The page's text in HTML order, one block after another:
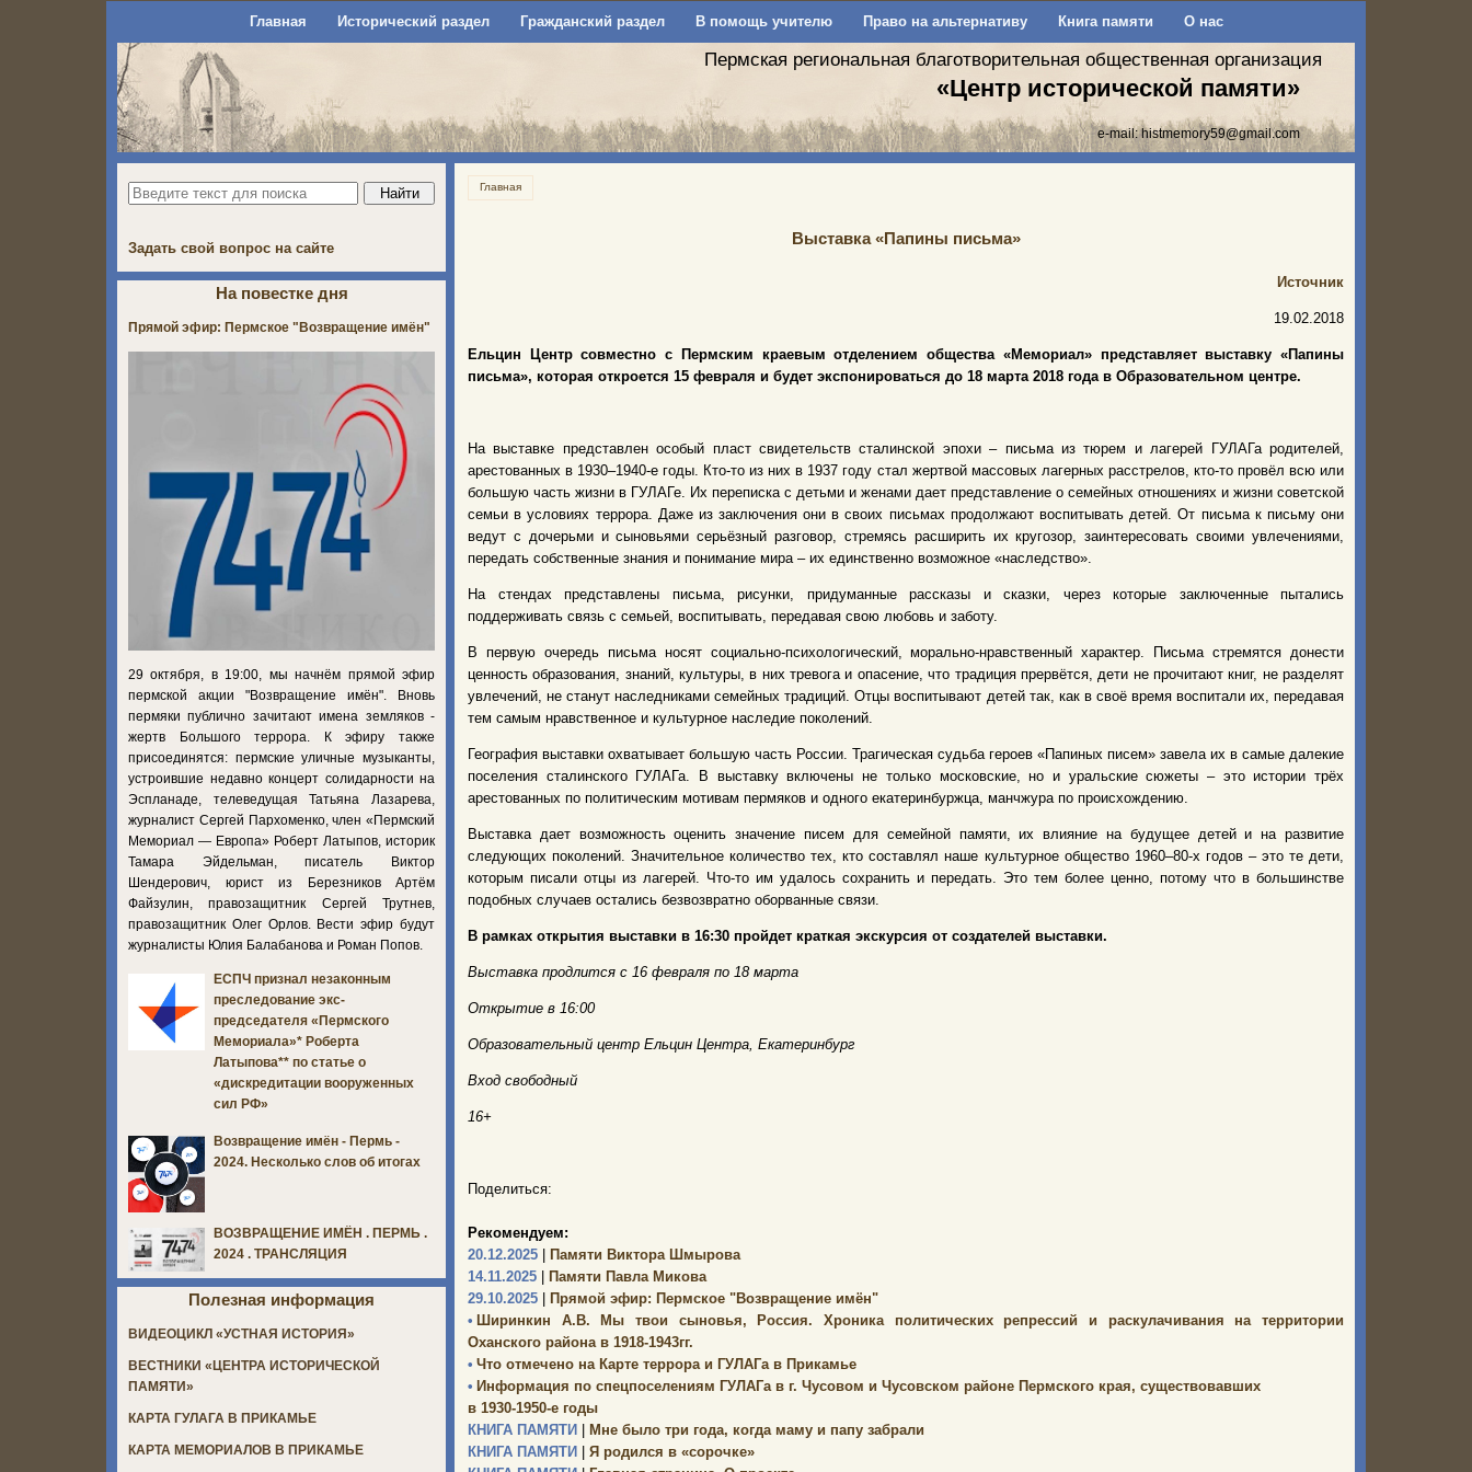
Главная Исторический раздел Гражданский раздел В помощь учителю Право на альтернативу Книга памяти О нас
Пермская региональная благотворительная общественная организация
«Центр исторической памяти»
e-mail:histmemory59@gmail.com
Главная
Выставка «Папины письма»
Источник
19.02.2018
Ельцин Центр совместно с Пермским краевым отделением общества «Мемориал» представляет выставку «Папины
письма», которая откроется 15 февраля и будет экспонироваться до 18 марта 2018 года в Образовательном центре.
На выставке представлен особый пласт свидетельств сталинской эпохи – письма из тюрем и лагерей ГУЛАГа родителей,
арестованных в 1930–1940-е годы. Кто-то из них в 1937 году стал жертвой массовых лагерных расстрелов, кто-то провёл всю или
большую часть жизни в ГУЛАГе. Их переписка с детьми и женами дает представление о семейных отношениях и жизни советской
семьи в условиях террора. Даже из заключения они в своих письмах продолжают воспитывать детей. От письма к письму они
ведут с дочерьми и сыновьями серьёзный разговор, стремясь расширить их кругозор, заинтересовать своими увлечениями,
передать собственные знания и понимание мира – их единственно возможное «наследство».
На стендах представлены письма, рисунки, придуманные рассказы и сказки, через которые заключенные пытались
поддерживать связь с семьей, воспитывать, передавая свою любовь и заботу.
В первую очередь письма носят социально-психологический, морально-нравственный характер. Письма стремятся донести
ценность образования, знаний, культуры, в них тревога и опасение, что традиция прервётся, дети не прочитают книг, не разделят
увлечений, не станут наследниками семейных традиций. Отцы воспитывают детей так, как в своё время воспитали их, передавая
тем самым нравственное и культурное наследие поколений.
География выставки охватывает большую часть России. Трагическая судьба героев «Папиных писем» завела их в самые далекие
поселения сталинского ГУЛАГа. В выставку включены не только московские, но и уральские сюжеты – это истории трёх
арестованных по политическим мотивам пермяков и одного екатеринбуржца, манчжура по происхождению.
Выставка дает возможность оценить значение писем для семейной памяти, их влияние на будущее детей и на развитие
следующих поколений. Значительное количество тех, кто составлял наше культурное общество 1960–80-х годов – это те дети,
которым писали отцы из лагерей. Что-то им удалось сохранить и передать. Это тем более ценно, потому что в большинстве
подобных случаев остались безвозвратно оборванные связи.
В рамках открытия выставки в 16:30 пройдет краткая экскурсия от создателей выставки.
Выставка продлится с 16 февраля по 18 марта
Открытие в 16:00
Образовательный центр Ельцин Центра, Екатеринбург
Вход свободный
16+
Поделиться:
Рекомендуем:
20.12.2025
Памяти Виктора Шмырова
14.11.2025
Памяти Павла Микова
29.10.2025
Прямой эфир: Пермское "Возвращение имён"
• Ширинкин А.В. Мы твои сыновья, Россия. Хроника политических репрессий и раскулачивания на территории
Оханского района в 1918-1943гг.
• Что отмечено на Карте террора и ГУЛАГа в Прикамье
• Информация по спецпоселениям ГУЛАГа в г. Чусовом и Чусовском районе Пермского края, существовавших
в 1930-1950-е годы
КНИГА ПАМЯТИ
Мне было три года, когда маму и папу забрали
КНИГА ПАМЯТИ
Я родился в «сорочке»
Задать свой вопрос на сайте
На повестке дня
Прямой эфир: Пермское "Возвращение имён"
29 октября, в 19:00, мы начнём прямой эфир
пермской акции "Возвращение имён". Вновь
пермяки публично зачитают имена земляков -
жертв Большого террора. К эфиру также
присоединятся: пермские уличные музыканты,
устроившие недавно концерт солидарности на
Эспланаде, телеведущая Татьяна Лазарева,
журналист Сергей Пархоменко, член «Пермский
Мемориал — Европа» Роберт Латыпов, историк
Тамара Эйдельман, писатель Виктор
Шендерович, юрист из Березников Артём
Файзулин, правозащитник Сергей Трутнев,
правозащитник Олег Орлов. Вести эфир будут
журналисты Юлия Балабанова и Роман Попов.
ЕСПЧ признал незаконным
преследование экс-
председателя «Пермского
Мемориала»* Роберта
Латыпова** по статье о
«дискредитации вооруженных
сил РФ»
Возвращение имён - Пермь -
2024. Несколько слов об итогах
ВОЗВРАЩЕНИЕ ИМЁН . ПЕРМЬ .
2024 . ТРАНСЛЯЦИЯ
Полезная информация
ВИДЕОЦИКЛ «УСТНАЯ ИСТОРИЯ»
ВЕСТНИКИ «ЦЕНТРА ИСТОРИЧЕСКОЙ
ПАМЯТИ»
КАРТА ГУЛАГА В ПРИКАМЬЕ
КАРТА МЕМОРИАЛОВ В ПРИКАМЬЕ